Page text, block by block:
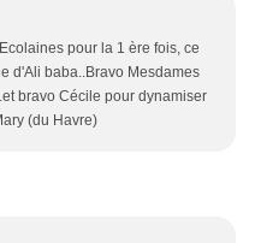
pour la 1 ère fois, ce
d'Ali baba..Bravo Mesdames
bravo Cécile pour dynamiser
(du Havre)